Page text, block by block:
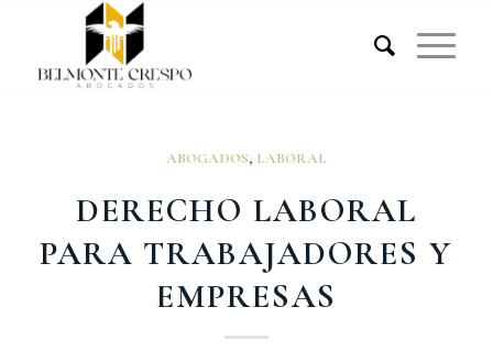
ABOGADOS, LABORAL
DERECHO LABORAL
PARA TRABAJADORES Y
EMPRESAS